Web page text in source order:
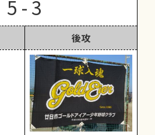
5 - 3
後攻